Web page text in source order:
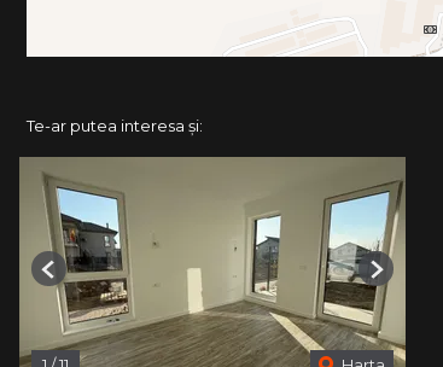
Te-ar putea interesa și:
Previous Next